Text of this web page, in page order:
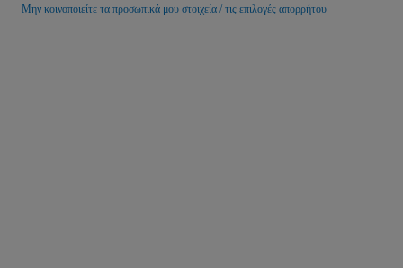
Μην κοινοποιείτε τα προσωπικά μου στοιχεία / τις επιλογές απορρήτου